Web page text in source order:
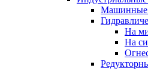
Машинные
На
На